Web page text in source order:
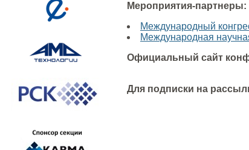
Мероприятия-партнеры:
Международный
Международная
Официальный сайт
Для подписки на